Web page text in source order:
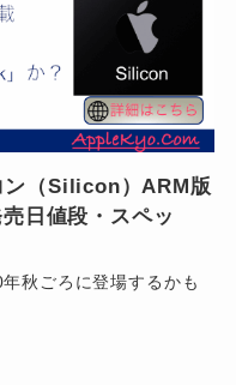
ン（Silicon）ARM版
日値段・スペッ
秋ごろに登場するかも